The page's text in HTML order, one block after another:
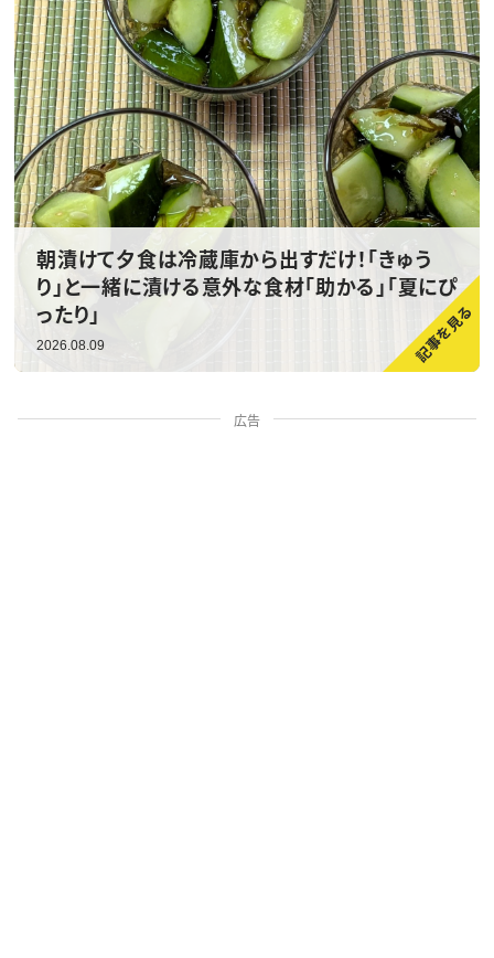
朝漬けて夕食は冷蔵庫から出すだけ！「きゅう
り」と一緒に漬ける意外な食材「助かる」「夏にぴ
ったり」
2026.08.09
広告